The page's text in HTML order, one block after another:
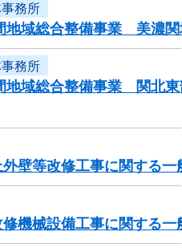
務所
地域総合整備事業 美
務所
地域総合整備事業 関
壁等改修工事に関する一
機械設備工事に関する一